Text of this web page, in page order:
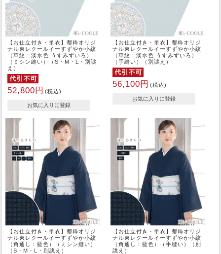
【お仕立付き・単衣】都粋オリジ
ナル東レクールイーすずやか小紋
（華紋：淡水色 うすみずいろ）
（ミシン縫い）（S・M・L・別誂
え）
52,800円 (税込)
【お仕立付き・単衣】都粋オリジ
ナル東レクールイーすずやか小紋
（華紋：淡水色 うすみずいろ）
（手縫い）（別誂え）
56,100円 (税込)
【お仕立付き・単衣】都粋オリジ
ナル東レクールイーすずやか小紋
（角通し：藍色）（ミシン縫い）
（S・M・L・別誂え）
【お仕立付き・単衣】都粋オリジ
ナル東レクールイーすずやか小紋
（角通し：藍色）（手縫い）（別
誂え）